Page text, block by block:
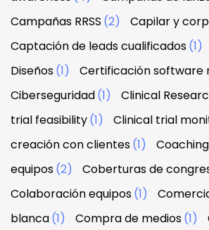
Campañas RRSS (2) Capilar y
Captación de leads cualificados(1)
Diseños(1) Certificación software
Ciberseguridad(1) Clinical
trial feasibility(1) Clinical trial
creación con clientes(1)
equipos(2) Coberturas de
Colaboración equipos(1)
blanca(1) Compra de medios(1)